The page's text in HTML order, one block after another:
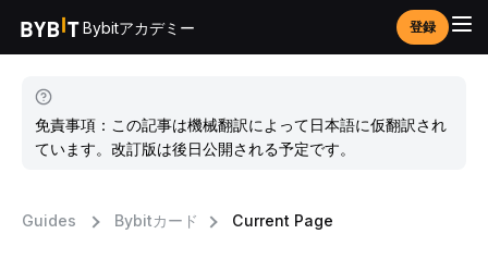
Bybitアカデミー 登録
免責事項：この記事は機械翻訳によって日本語に仮翻訳され
ています。改訂版は後日公開される予定です。
Guides Bybitカード Current Page